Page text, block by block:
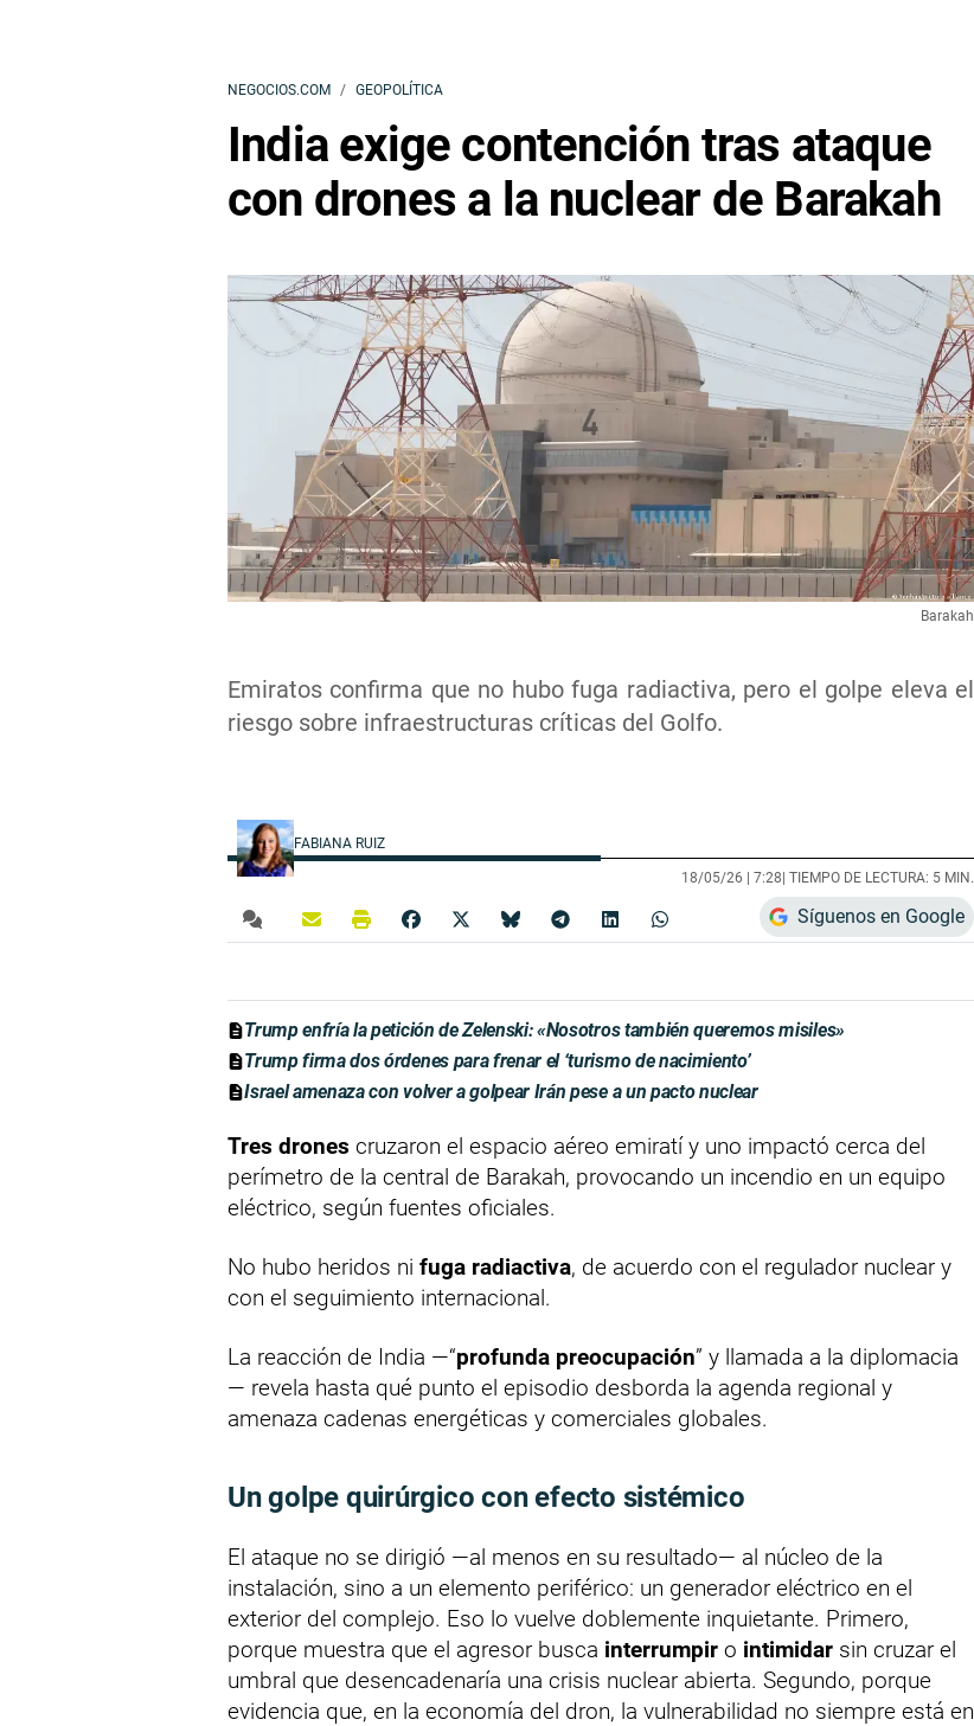
NEGOCIOS.COM GEOPOLÍTICA
India exige contención tras ataque
con drones a la nuclear de Barakah
Emiratos confirma que no hubo fuga radiactiva, pero el golpe eleva el
riesgo sobre infraestructuras críticas del Golfo.
Barakah
FABIANA RUIZ
18/05/26 | 7:28| TIEMPO DE LECTURA: 5 MIN.
Síguenos en Google
Trump enfría la petición de Zelenski: «Nosotros también queremos misiles»
Trump firma dos órdenes para frenar el ‘turismo de nacimiento’
Israel amenaza con volver a golpear Irán pese a un pacto nuclear
Tres drones cruzaron el espacio aéreo emiratí y uno impactó cerca del
perímetro de la central de Barakah, provocando un incendio en un equipo
eléctrico, según fuentes oficiales.
No hubo heridos ni fuga radiactiva, de acuerdo con el regulador nuclear y
con el seguimiento internacional.
La reacción de India —“profunda preocupación” y llamada a la diplomacia
— revela hasta qué punto el episodio desborda la agenda regional y
amenaza cadenas energéticas y comerciales globales.
Un golpe quirúrgico con efecto sistémico
El ataque no se dirigió —al menos en su resultado— al núcleo de la
instalación, sino a un elemento periférico: un generador eléctrico en el
exterior del complejo. Eso lo vuelve doblemente inquietante. Primero,
porque muestra que el agresor busca interrumpir o intimidar sin cruzar el
umbral que desencadenaría una crisis nuclear abierta. Segundo, porque
evidencia que, en la economía del dron, la vulnerabilidad no siempre está en